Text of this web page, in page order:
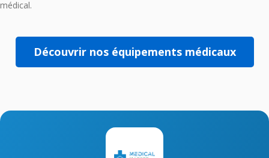
médical.
Découvrir nos équipements médicaux